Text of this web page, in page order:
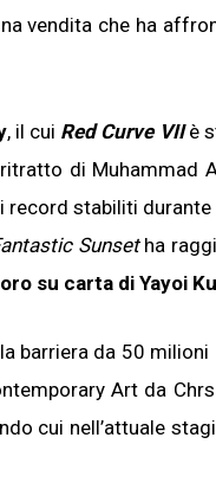
vendita che ha
, il cui Red Curve VIIè
di Muhammad
stabiliti
Sunset ha
su carta di Yayoi
barriera da 50
Art da
cui nell’attuale